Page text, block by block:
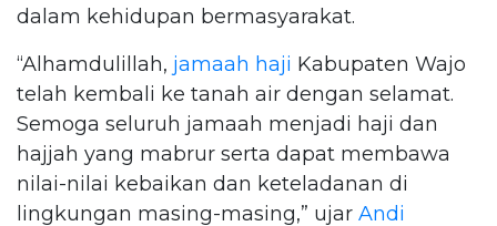
dalam kehidupan bermasyarakat.
“Alhamdulillah, jamaah haji Kabupaten Wajo
telah kembali ke tanah air dengan selamat.
Semoga seluruh jamaah menjadi haji dan
hajjah yang mabrur serta dapat membawa
nilai-nilai kebaikan dan keteladanan di
lingkungan masing-masing,” ujar Andi